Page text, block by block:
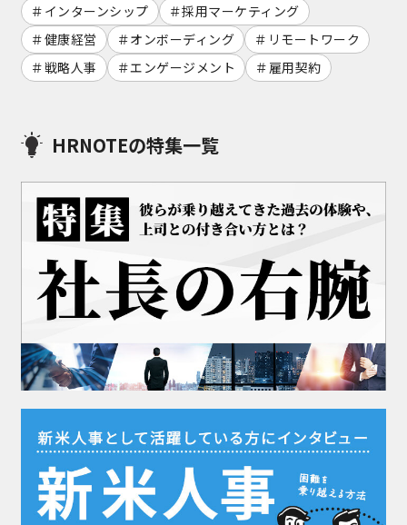
インターンシップ
採用マーケティング
健康経営
オンボーディング
リモートワーク
戦略人事
エンゲージメント 雇用契約
HRNOTEの特集一覧